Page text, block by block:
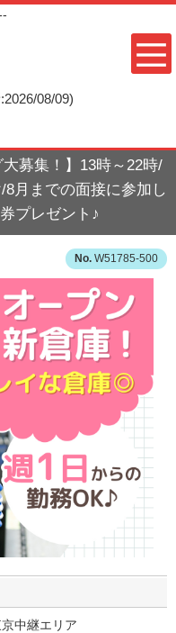
08/09)
大募集！】13時～22時/
月までの面接に参加し
プレゼント♪
W51785-500
中継エリア